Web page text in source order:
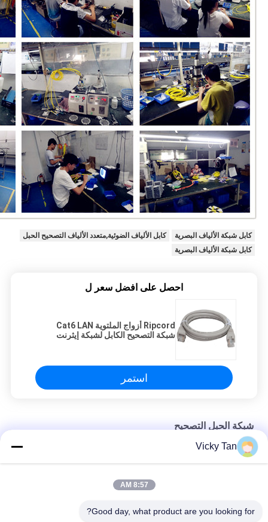
كابل شبكة الألياف البصرية
كابل الألياف الضوئية,متعدد الألياف التصحيح الحبل
كابل شبكة الألياف البصرية
احصل على افضل سعر ل
Ripcord أزواج الملتوية Cat6 LAN
شبكة التصحيح الكابل لشبكة إيثرنت
استمر
شبكة الحبل التصحيح
Cat 5e UTP Network Patch Cord
Vicky Tan
8:57 AM
Good day, what product are you looking for?